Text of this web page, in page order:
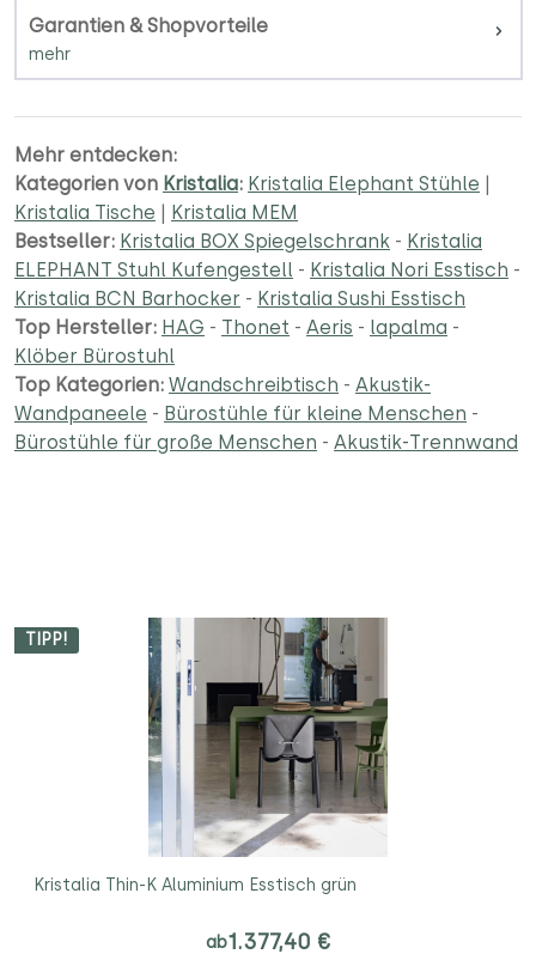
Garantien & Shopvorteile
Mehr entdecken:
Kategorien von Kristalia: Kristalia Elephant Stühle |
Kristalia Tische | Kristalia MEM
Bestseller: Kristalia BOX Spiegelschrank - Kristalia
ELEPHANT Stuhl Kufengestell - Kristalia Nori Esstisch -
Kristalia BCN Barhocker - Kristalia Sushi Esstisch
Top Hersteller: HAG - Thonet - Aeris - lapalma -
Klöber Bürostuhl
Top Kategorien: Wandschreibtisch - Akustik-
Wandpaneele - Bürostühle für kleine Menschen -
Bürostühle für große Menschen - Akustik-Trennwand
TIPP!
Kristalia Thin-K Aluminium Esstisch grün
ab1.377,40 €